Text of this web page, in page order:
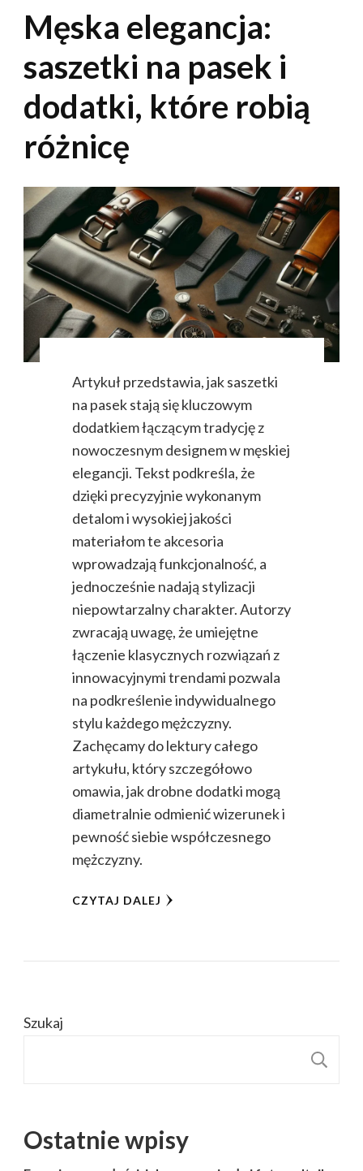
Męska elegancja:
saszetki na pasek i
dodatki, które robią
różnicę
Artykuł przedstawia, jak saszetki
na pasek stają się kluczowym
dodatkiem łączącym tradycję z
nowoczesnym designem w męskiej
elegancji. Tekst podkreśla, że
dzięki precyzyjnie wykonanym
detalom i wysokiej jakości
materiałom te akcesoria
wprowadzają funkcjonalność, a
jednocześnie nadają stylizacji
niepowtarzalny charakter. Autorzy
zwracają uwagę, że umiejętne
łączenie klasycznych rozwiązań z
innowacyjnymi trendami pozwala
na podkreślenie indywidualnego
stylu każdego mężczyzny.
Zachęcamy do lektury całego
artykułu, który szczegółowo
omawia, jak drobne dodatki mogą
diametralnie odmienić wizerunek i
pewność siebie współczesnego
mężczyzny.
CZYTAJ DALEJ
Szukaj
Ostatnie wpisy